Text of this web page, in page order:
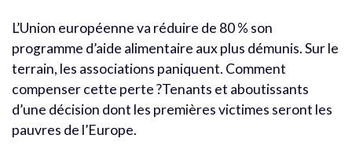
L’Union européenne va réduire de 80 % son
programme d’aide alimentaire aux plus démunis. Sur le
terrain, les associations paniquent. Comment
compenser cette perte ?Tenants et aboutissants
d’une décision dont les premières victimes seront les
pauvres de l’Europe.